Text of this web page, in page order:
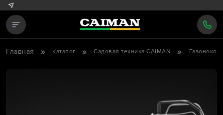
Главная Каталог Садовая техника CAIMAN